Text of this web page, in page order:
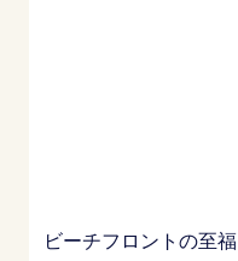
ビーチフロントの至福